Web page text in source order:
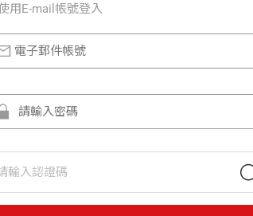
⽤E-mail帳號登入